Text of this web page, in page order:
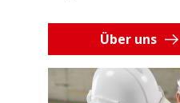
Über uns